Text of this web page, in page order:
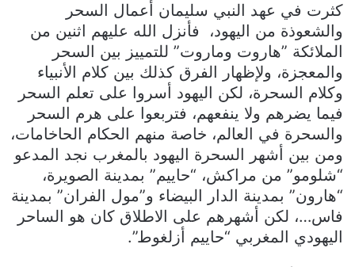
كثرت في عهد النبي سليمان أعمال السحر
والشعوذة من اليهود، فأنزل الله عليهم اثنين من
الملائكة ”هاروت وماروت” للتمييز بين السحر
والمعجزة، ولإظهار الفرق كذلك بين كلام الأنبياء
وكلام السحرة، لكن اليهود أسروا على تعلم السحر
فيما يضرهم ولا ينفعهم، فتربعوا على هرم السحر
والسحرة في العالم، خاصة منهم الحكام الحاخامات،
ومن بين أشهر السحرة اليهود بالمغرب نجد المدعو
“شلومو” من مراكش، “حاييم” بمدينة الصويرة،
“هارون” بمدينة الدار البيضاء و”مول الفران” بمدينة
فاس…، لكن أشهرهم على الاطلاق كان هو الساحر
اليهودي المغربي “حاييم أزلغوط”.